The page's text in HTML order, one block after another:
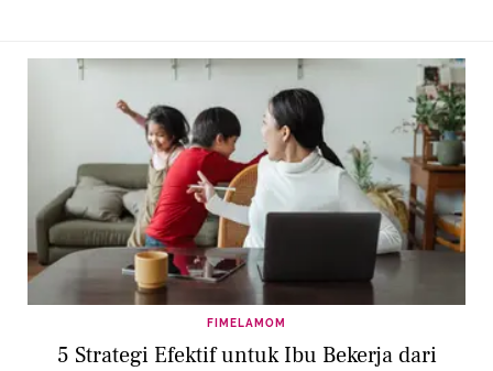
FIMELAMOM
5 Strategi Efektif untuk Ibu Bekerja dari